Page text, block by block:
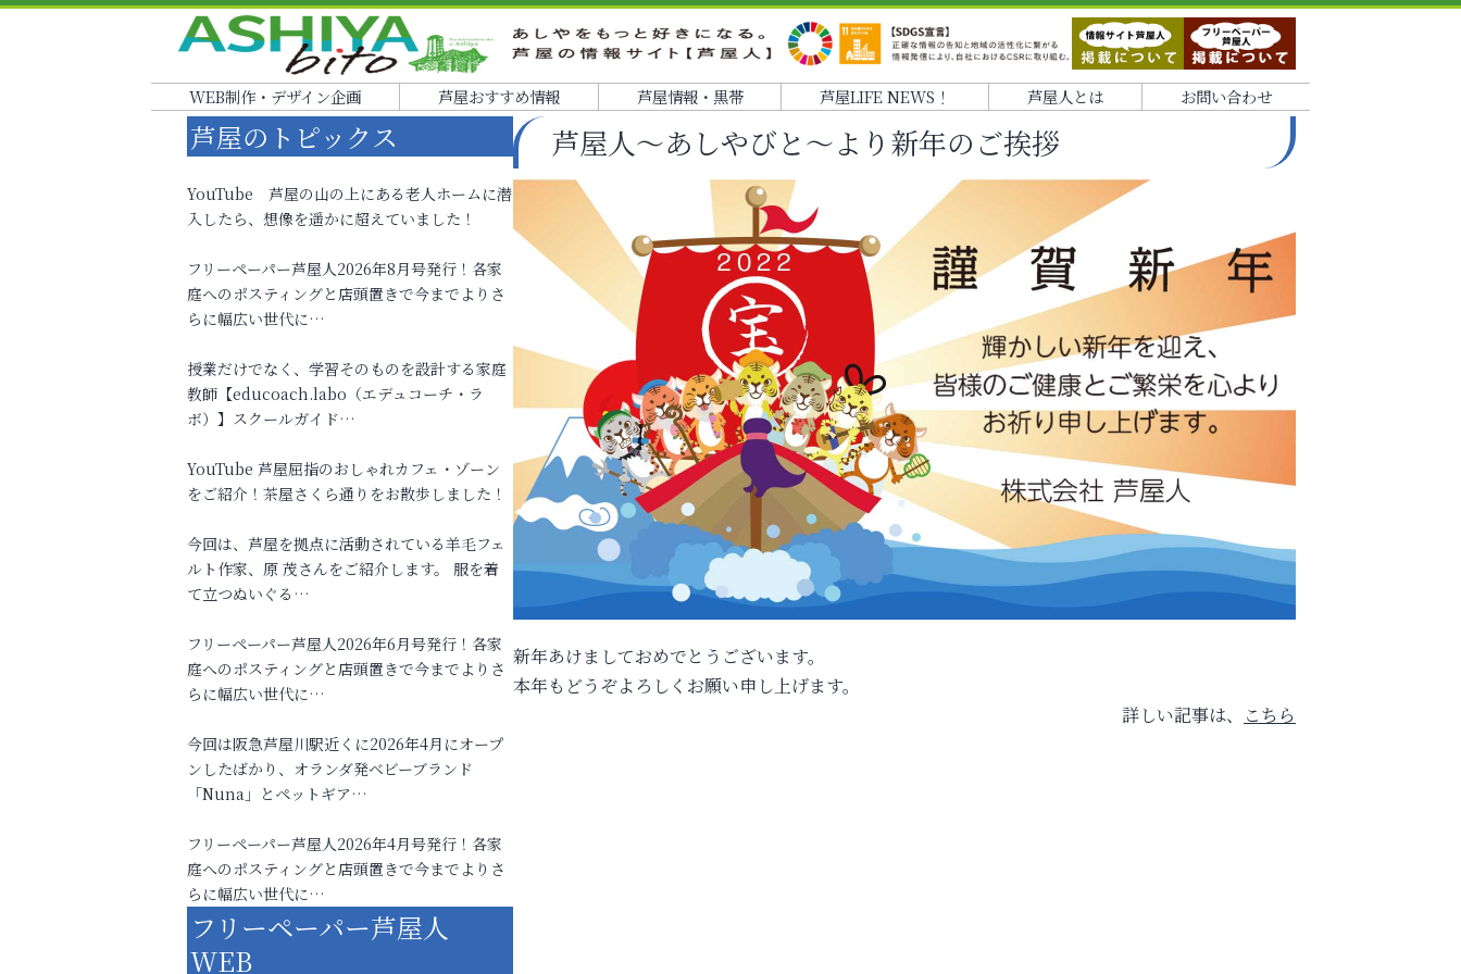
WEB制作・デザイン企画 芦屋おすすめ情報 芦屋情報・黒帯 芦屋LIFE NEWS！ 芦屋人とは お問い合わせ
芦屋人～あしやびと～より新年のご挨拶
新年あけましておめでとうございます。
本年もどうぞよろしくお願い申し上げます。
詳しい記事は、
こちら
芦屋のトピックス
YouTube 芦屋の山の上にある老人ホームに潜
入したら、想像を遥かに超えていました！
フリーペーパー芦屋人2026年8月号発行！各家
庭へのポスティングと店頭置きで今までよりさ
らに幅広い世代に…
授業だけでなく、学習そのものを設計する家庭
教師【educoach.labo（エデュコーチ・ラ
ボ）】スクールガイド…
YouTube 芦屋屈指のおしゃれカフェ・ゾーン
をご紹介！茶屋さくら通りをお散歩しました！
今回は、芦屋を拠点に活動されている羊毛フェ
ルト作家、原 茂さんをご紹介します。 服を着
て立つぬいぐる…
フリーペーパー芦屋人2026年6月号発行！各家
庭へのポスティングと店頭置きで今までよりさ
らに幅広い世代に…
今回は阪急芦屋川駅近くに2026年4月にオープ
ンしたばかり、オランダ発ベビーブランド
「Nuna」とペットギア…
フリーペーパー芦屋人2026年4月号発行！各家
庭へのポスティングと店頭置きで今までよりさ
らに幅広い世代に…
フリーペーパー芦屋人
WEB